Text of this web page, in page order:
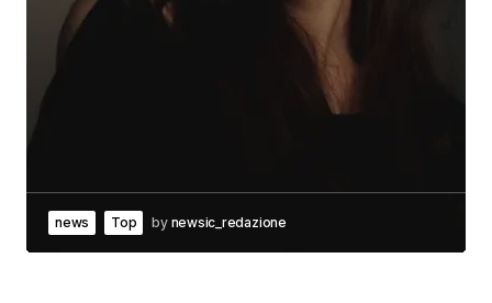
news Top by newsic_redazione